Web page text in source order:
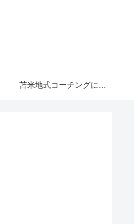
苫米地式コーチングにつ